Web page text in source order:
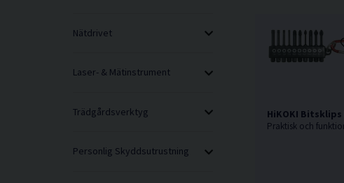
Nätdrivet
Laser- & Mätinstrument
Trädgårdsverktyg
Personlig Skyddsutrustning
HiKOKI Bitsklips